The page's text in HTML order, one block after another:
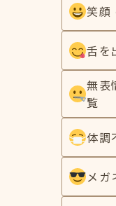
笑顔
舌を
無表
覧
体調
メガ